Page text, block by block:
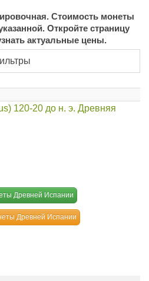
Стоимость монеты
Откройте страницу
актуальные цены.
120-20 до н. э. Древняя
Древней Испании
Древней Испании